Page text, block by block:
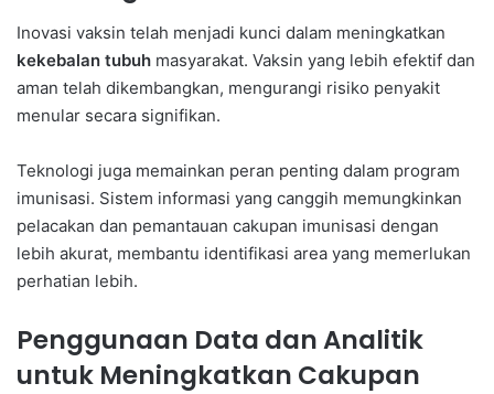
Inovasi vaksin telah menjadi kunci dalam meningkatkan
kekebalan tubuh masyarakat. Vaksin yang lebih efektif dan
aman telah dikembangkan, mengurangi risiko penyakit
menular secara signifikan.
Teknologi juga memainkan peran penting dalam program
imunisasi. Sistem informasi yang canggih memungkinkan
pelacakan dan pemantauan cakupan imunisasi dengan
lebih akurat, membantu identifikasi area yang memerlukan
perhatian lebih.
Penggunaan Data dan Analitik
untuk Meningkatkan Cakupan